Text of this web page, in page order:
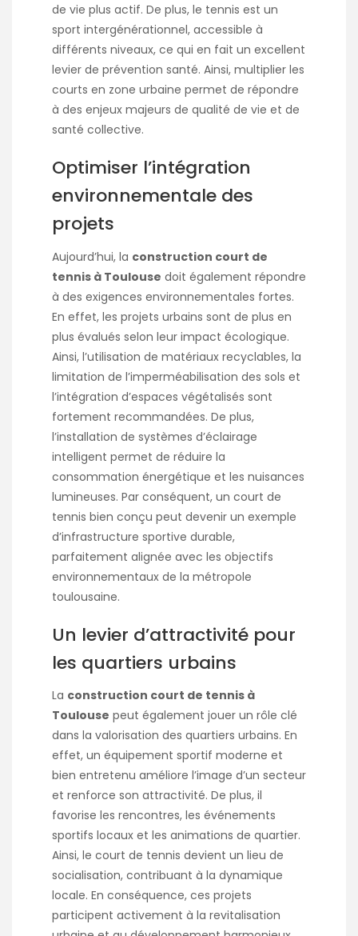
de vie plus actif. De plus, le tennis est un
sport intergénérationnel, accessible à
différents niveaux, ce qui en fait un excellent
levier de prévention santé. Ainsi, multiplier les
courts en zone urbaine permet de répondre
à des enjeux majeurs de qualité de vie et de
santé collective.
Optimiser l’intégration
environnementale des
projets
Aujourd’hui, la construction court de
tennis à Toulouse doit également répondre
à des exigences environnementales fortes.
En effet, les projets urbains sont de plus en
plus évalués selon leur impact écologique.
Ainsi, l’utilisation de matériaux recyclables, la
limitation de l’imperméabilisation des sols et
l’intégration d’espaces végétalisés sont
fortement recommandées. De plus,
l’installation de systèmes d’éclairage
intelligent permet de réduire la
consommation énergétique et les nuisances
lumineuses. Par conséquent, un court de
tennis bien conçu peut devenir un exemple
d’infrastructure sportive durable,
parfaitement alignée avec les objectifs
environnementaux de la métropole
toulousaine.
Un levier d’attractivité pour
les quartiers urbains
La construction court de tennis à
Toulouse peut également jouer un rôle clé
dans la valorisation des quartiers urbains. En
effet, un équipement sportif moderne et
bien entretenu améliore l’image d’un secteur
et renforce son attractivité. De plus, il
favorise les rencontres, les événements
sportifs locaux et les animations de quartier.
Ainsi, le court de tennis devient un lieu de
socialisation, contribuant à la dynamique
locale. En conséquence, ces projets
participent activement à la revitalisation